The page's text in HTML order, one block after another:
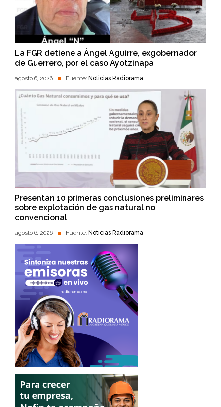
La FGR detiene a Ángel Aguirre, exgobernador
de Guerrero, por el caso Ayotzinapa
agosto 6, 2026 Fuente: Noticias Radiorama
Presentan 10 primeras conclusiones preliminares
sobre explotación de gas natural no
convencional
agosto 6, 2026 Fuente: Noticias Radiorama